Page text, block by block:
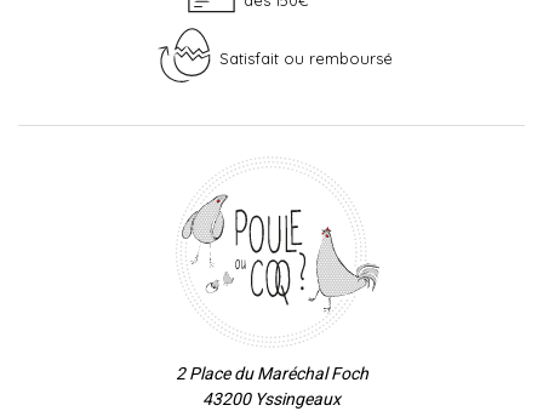
Satisfait ou remboursé
2 Place du Maréchal Foch
43200 Yssingeaux